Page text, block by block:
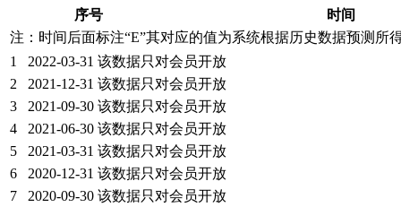
序号
时间
注：时间后面标注“E”其对应的值为系统根据历史数据预测所
1
2022-03-31 该数据只对会员开放
2
2021-12-31 该数据只对会员开放
3
2021-09-30 该数据只对会员开放
4
2021-06-30 该数据只对会员开放
5
2021-03-31 该数据只对会员开放
6
2020-12-31 该数据只对会员开放
7
2020-09-30 该数据只对会员开放